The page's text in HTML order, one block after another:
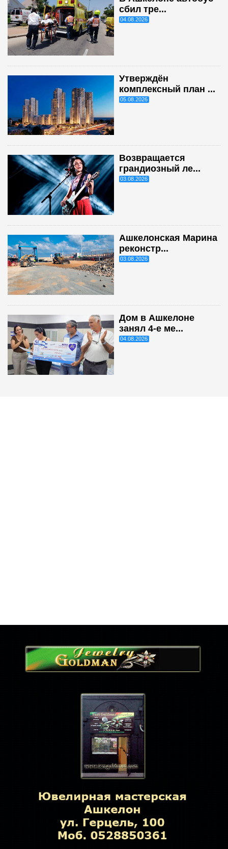
сбил тре...
04.08.2026
Утверждён
комплексный план ...
05.08.2026
Возвращается
грандиозный ле...
03.08.2026
Ашкелонская Марина
реконстр...
03.08.2026
Дом в Ашкелоне
занял 4-е ме...
04.08.2026